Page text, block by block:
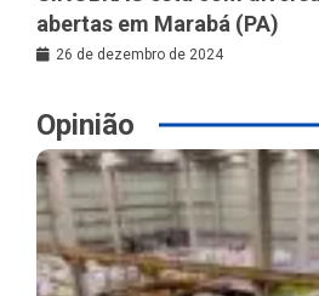
abertas em Marabá (PA)
26 de dezembro de 2024
Opinião